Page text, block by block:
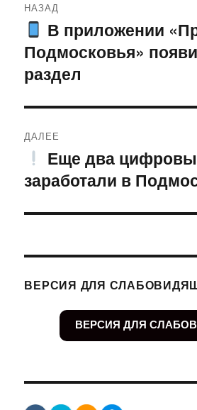
по
записям
НАЗАД
Предыдущая
запись:
В приложении
Подмосковья»
раздел
ДАЛЕЕ
Следующая
запись:
Еще два
заработали в
ВЕРСИЯ ДЛЯ
ВЕРСИЯ ДЛЯ